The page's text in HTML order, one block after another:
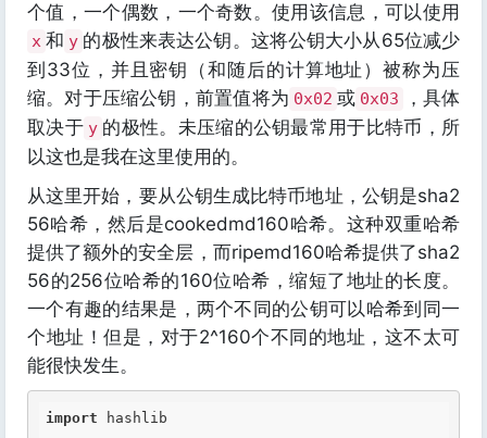
个值，一个偶数，一个奇数。使用该信息，可以使用
x 和 y 的极性来表达公钥。这将公钥大小从65位减少
到33位，并且密钥（和随后的计算地址）被称为压
缩。对于压缩公钥，前置值将为 0x02 或 0x03
，具体
取决于 y 的极性。未压缩的公钥最常用于比特币，所
以这也是我在这里使用的。
从这里开始，要从公钥生成比特币地址，公钥是sha2
56哈希，然后是cookedmd160哈希。这种双重哈希
提供了额外的安全层，而ripemd160哈希提供了sha2
56的256位哈希的160位哈希，缩短了地址的长度。
一个有趣的结果是，两个不同的公钥可以哈希到同一
个地址！但是，对于2^160个不同的地址，这不太可
能很快发生。
import hashlib